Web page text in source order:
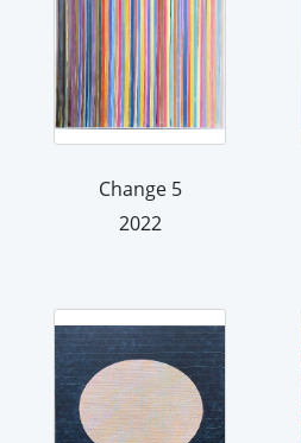
Change 5
2022